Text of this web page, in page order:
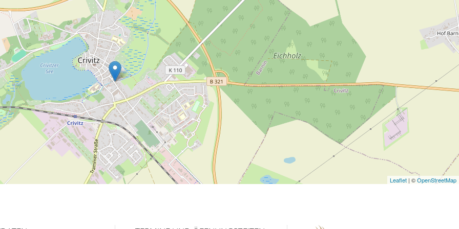
Leaflet | ©OpenStreetMap